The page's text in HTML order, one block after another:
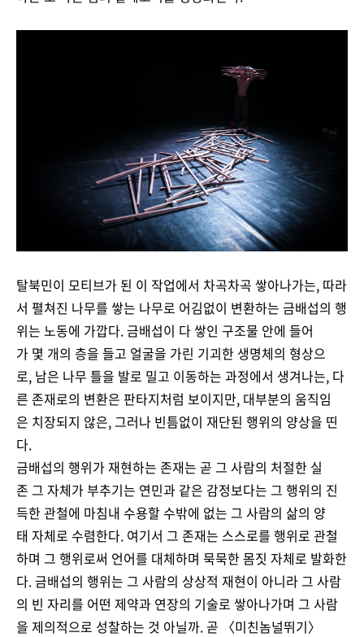
탈북민이 모티브가 된 이 작업에서 차곡차곡 쌓아나가는, 따라
서 펼쳐진 나무를 쌓는 나무로 어김없이 변환하는 금배섭의 행
위는 노동에 가깝다. 금배섭이 다 쌓인 구조물 안에 들어
가 몇 개의 층을 들고 얼굴을 가린 기괴한 생명체의 형상으
로, 남은 나무 틀을 발로 밀고 이동하는 과정에서 생겨나는, 다
른 존재로의 변환은 판타지처럼 보이지만, 대부분의 움직임
은 치장되지 않은, 그러나 빈틈없이 재단된 행위의 양상을 띤
다.
금배섭의 행위가 재현하는 존재는 곧 그 사람의 처절한 실
존 그 자체가 부추기는 연민과 같은 감정보다는 그 행위의 진
득한 관철에 마침내 수용할 수밖에 없는 그 사람의 삶의 양
태 자체로 수렴한다. 여기서 그 존재는 스스로를 행위로 관철
하며 그 행위로써 언어를 대체하며 묵묵한 몸짓 자체로 발화한
다. 금배섭의 행위는 그 사람의 상상적 재현이 아니라 그 사람
의 빈 자리를 어떤 제약과 연장의 기술로 쌓아나가며 그 사람
을 제의적으로 성찰하는 것 아닐까. 곧 〈미친놈널뛰기〉